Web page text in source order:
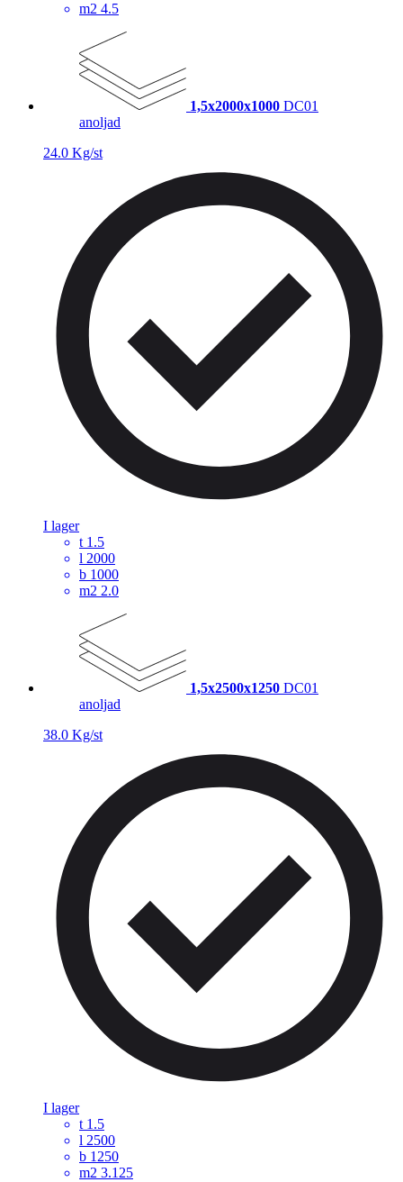
m2 4.5
1,5x2000x1000 DC01
anoljad
24.0 Kg/st
I lager
t 1.5
l 2000
b 1000
m2 2.0
1,5x2500x1250 DC01
anoljad
38.0 Kg/st
I lager
t 1.5
l 2500
b 1250
m2 3.125